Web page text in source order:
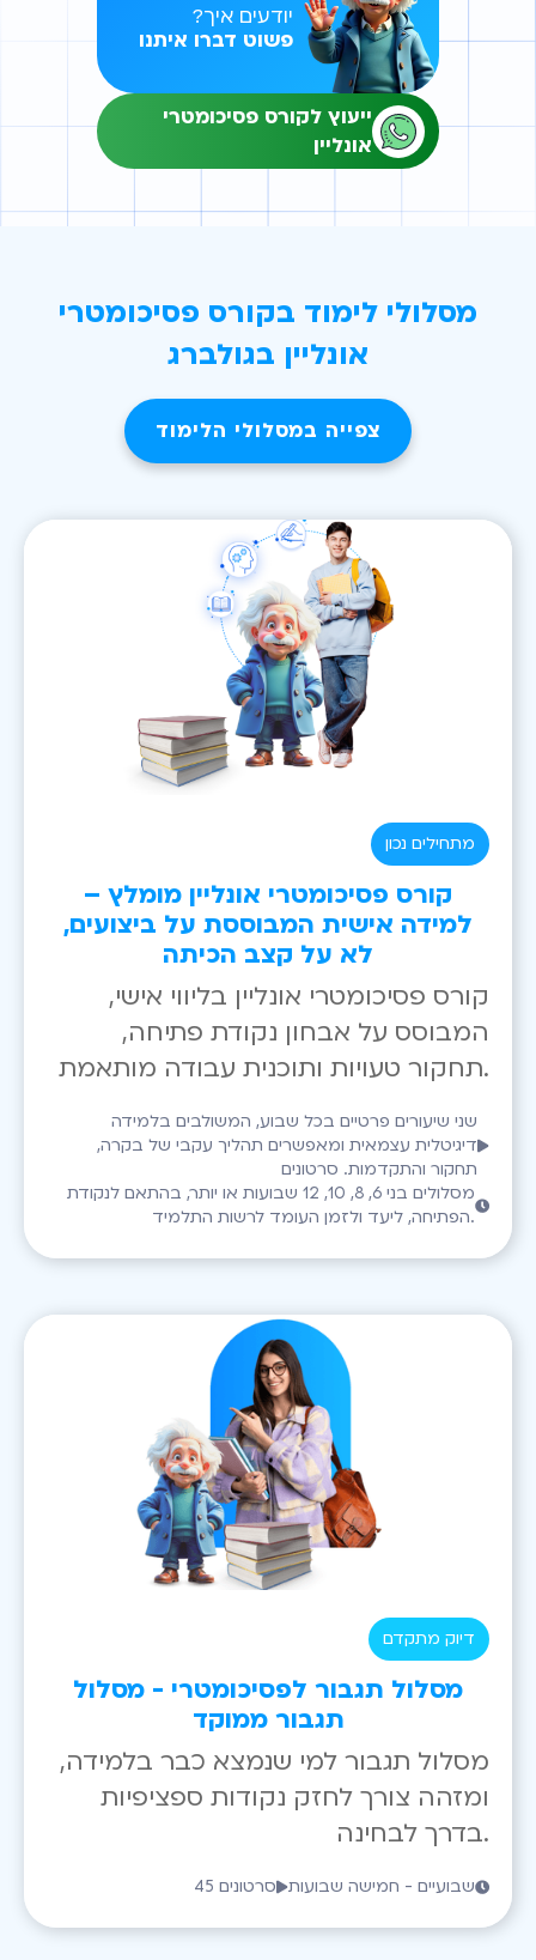
יודעים איך?
פשוט דברו איתנו
ייעוץ לקורס פסיכומטרי
אונליין
מסלולי לימוד בקורס פסיכומטרי
אונליין בגולברג
צפייה במסלולי הלימוד
מתחילים נכון
קורס פסיכומטרי אונליין מומלץ –
למידה אישית המבוססת על ביצועים,
לא על קצב הכיתה
קורס פסיכומטרי אונליין בליווי אישי,
המבוסס על אבחון נקודת פתיחה,
תחקור טעויות ותוכנית עבודה מותאמת.
שני שיעורים פרטיים בכל שבוע, המשולבים בלמידה
דיגיטלית עצמאית ומאפשרים תהליך עקבי של בקרה,
תחקור והתקדמות. סרטונים
מסלולים בני 6, 8, 10, 12 שבועות או יותר, בהתאם לנקודת
הפתיחה, ליעד ולזמן העומד לרשות התלמיד.
דיוק מתקדם
מסלול תגבור לפסיכומטרי - מסלול
תגבור ממוקד
מסלול תגבור למי שנמצא כבר בלמידה,
ומזהה צורך לחזק נקודות ספציפיות
בדרך לבחינה.
45 סרטונים שבועיים - חמישה שבועות